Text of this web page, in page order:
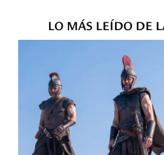
LO MÁS LEÍDO DE